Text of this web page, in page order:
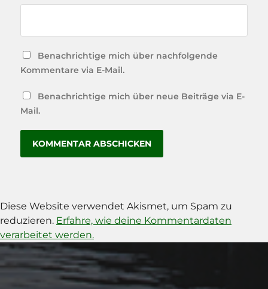
Benachrichtige mich über nachfolgende
Kommentare via E-Mail.
Benachrichtige mich über neue Beiträge via E-
Mail.
Diese Website verwendet Akismet, um Spam zu
reduzieren. Erfahre, wie deine Kommentardaten
verarbeitet werden.